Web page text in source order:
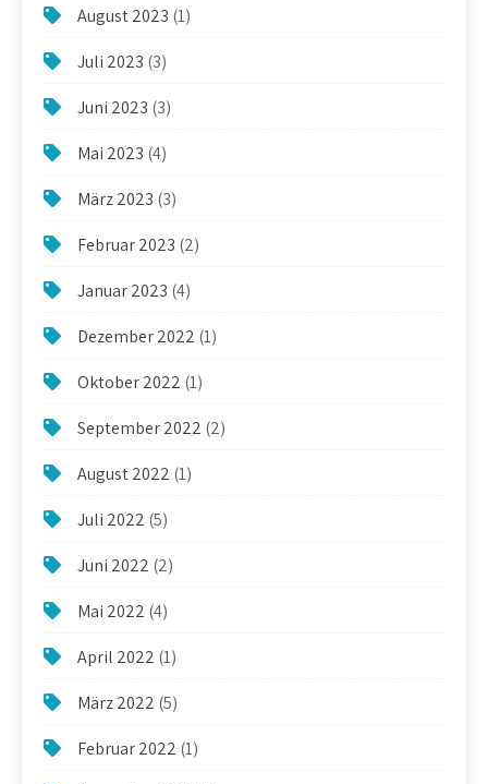
August 2023 (1)
Juli 2023 (3)
Juni 2023 (3)
Mai 2023 (4)
März 2023 (3)
Februar 2023 (2)
Januar 2023 (4)
Dezember 2022 (1)
Oktober 2022 (1)
September 2022 (2)
August 2022 (1)
Juli 2022 (5)
Juni 2022 (2)
Mai 2022 (4)
April 2022 (1)
März 2022 (5)
Februar 2022 (1)